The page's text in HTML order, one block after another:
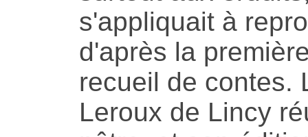
s'appliquait à
d'après la
recueil de contes.
Leroux de Lincy